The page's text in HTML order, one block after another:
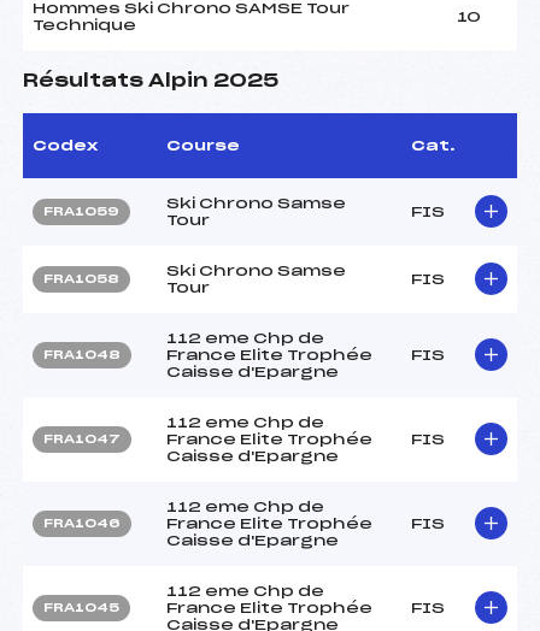
Hommes Ski Chrono SAMSE Tour
Technique
10
Résultats Alpin 2025
Codex Course Cat.
FRA1059
Ski Chrono Samse
Tour
FIS
FRA1058
Ski Chrono Samse
Tour
FIS
FRA1048
112 eme Chp de
France Elite Trophée
Caisse d'Epargne
FIS
FRA1047
112 eme Chp de
France Elite Trophée
Caisse d'Epargne
FIS
FRA1046
112 eme Chp de
France Elite Trophée
Caisse d'Epargne
FIS
FRA1045
112 eme Chp de
France Elite Trophée
Caisse d'Epargne
FIS